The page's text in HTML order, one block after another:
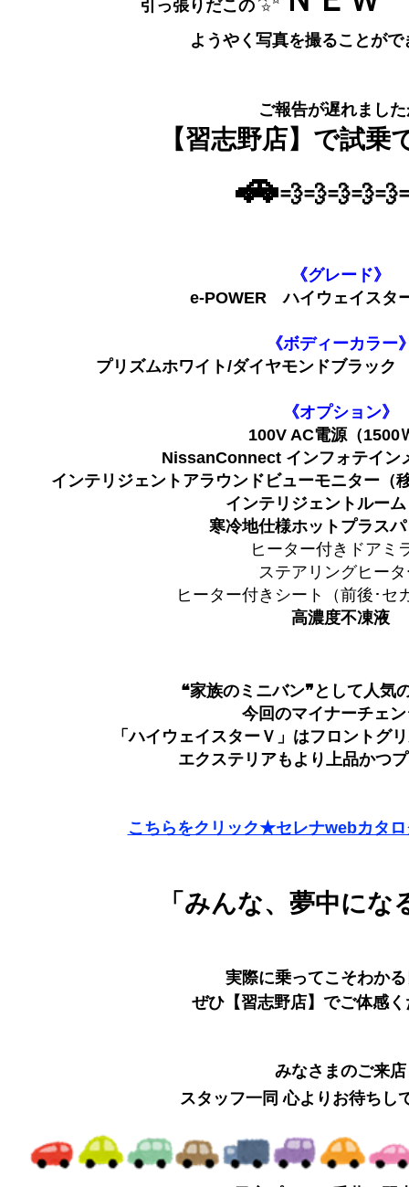
引っ張りだこの
ようやく写真を撮ることがで
ご報告が遅れまし
【習志野店】で試乗
🚗
《グレード》
e-POWER ハイウェイスタ
《ボディーカラー
プリズムホワイト/ダイヤモンドブラッ
《オプション》
100V AC電源（1500
NissanConnect インフォテイン
インテリジェントアラウンドビューモニター（
インテリジェントルー
寒冷地仕様ホットプラス
ヒーター付きドアミ
ステアリングヒー
ヒーター付きシート（前後･セ
高濃度不凍液
❝家族のミニバン❞として人気
今回のマイナーチェ
「ハイウェイスターＶ」はフロントグ
エクステリアもより上品かつ
こちらをクリック★セレナwebカタ
「みんな、夢中にな
実際に乗ってこそわか
ぜひ【習志野店】でご体感く
みなさまのご来店
スタッフ一同 心よりお待ちし